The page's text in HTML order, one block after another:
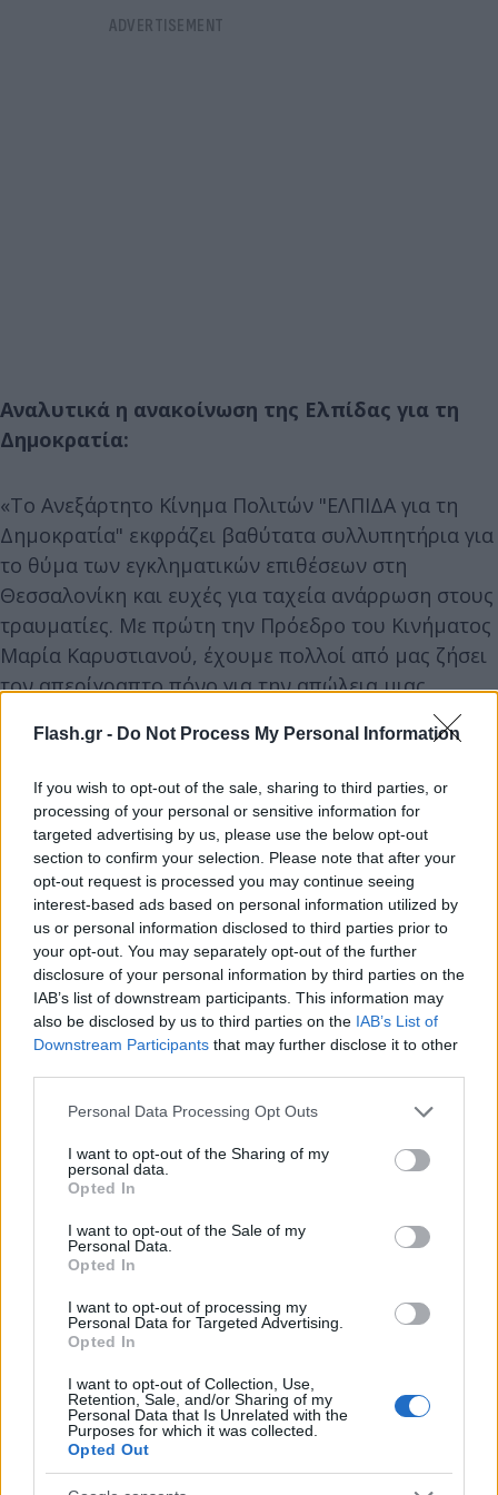
Flash.gr - Do Not Process My Personal Information
If you wish to opt-out of the sale, sharing to third parties, or
processing of your personal or sensitive information for
targeted advertising by us, please use the below opt-out
section to confirm your selection. Please note that after your
opt-out request is processed you may continue seeing
interest-based ads based on personal information utilized by
us or personal information disclosed to third parties prior to
your opt-out. You may separately opt-out of the further
disclosure of your personal information by third parties on the
IAB’s list of downstream participants. This information may
also be disclosed by us to third parties on the IAB’s List of
Downstream Participants that may further disclose it to other
Please note that this website/app uses one or more Google
not limited to your visit or usage behaviour. You may click to
grant or deny consent to Google and its third-party tags to
use your data for below specified purposes in below Google
consent section.
Personal Data Processing Opt Outs
I want to opt-out of the Sharing of my
personal data.
Opted In
I want to opt-out of the Sale of my
Personal Data.
Opted In
I want to opt-out of processing my
Personal Data for Targeted Advertising.
Opted In
I want to opt-out of Collection, Use,
Retention, Sale, and/or Sharing of my
Personal Data that Is Unrelated with the
Purposes for which it was collected.
Opted Out
Αναλυτικά η ανακοίνωση της Ελπίδας για τη
Δημοκρατία:
«Το Ανεξάρτητο Κίνημα Πολιτών "ΕΛΠΙΔΑ για τη
Δημοκρατία" εκφράζει βαθύτατα συλλυπητήρια για
το θύμα των εγκληματικών επιθέσεων στη
Θεσσαλονίκη και ευχές για ταχεία ανάρρωση στους
τραυματίες. Με πρώτη την Πρόεδρο του Κινήματος
Μαρία Καρυστιανού, έχουμε πολλοί από μας ζήσει
τον απερίγραπτο πόνο για την απώλεια μιας
ανθρώπινης ζωής και συμπάσχουμε ολόψυχα με
τους οικείους των θυμάτων.